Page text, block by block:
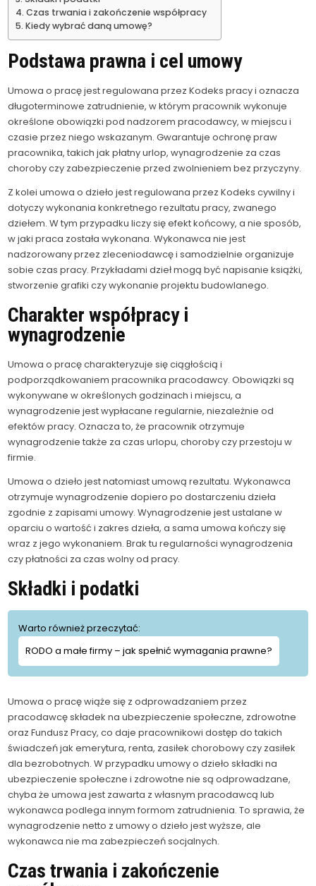
Czas trwania i zakończenie współpracy
Kiedy wybrać daną umowę?
Podstawa prawna i cel umowy
Umowa o pracę jest regulowana przez Kodeks pracy i oznacza
długoterminowe zatrudnienie, w którym pracownik wykonuje
określone obowiązki pod nadzorem pracodawcy, w miejscu i
czasie przez niego wskazanym. Gwarantuje ochronę praw
pracownika, takich jak płatny urlop, wynagrodzenie za czas
choroby czy zabezpieczenie przed zwolnieniem bez przyczyny.
Z kolei umowa o dzieło jest regulowana przez Kodeks cywilny i
dotyczy wykonania konkretnego rezultatu pracy, zwanego
dziełem. W tym przypadku liczy się efekt końcowy, a nie sposób,
w jaki praca została wykonana. Wykonawca nie jest
nadzorowany przez zleceniodawcę i samodzielnie organizuje
sobie czas pracy. Przykładami dzieł mogą być napisanie książki,
stworzenie grafiki czy wykonanie projektu budowlanego.
Charakter współpracy i
wynagrodzenie
Umowa o pracę charakteryzuje się ciągłością i
podporządkowaniem pracownika pracodawcy. Obowiązki są
wykonywane w określonych godzinach i miejscu, a
wynagrodzenie jest wypłacane regularnie, niezależnie od
efektów pracy. Oznacza to, że pracownik otrzymuje
wynagrodzenie także za czas urlopu, choroby czy przestoju w
firmie.
Umowa o dzieło jest natomiast umową rezultatu. Wykonawca
otrzymuje wynagrodzenie dopiero po dostarczeniu dzieła
zgodnie z zapisami umowy. Wynagrodzenie jest ustalane w
oparciu o wartość i zakres dzieła, a sama umowa kończy się
wraz z jego wykonaniem. Brak tu regularności wynagrodzenia
czy płatności za czas wolny od pracy.
Składki i podatki
Warto również przeczytać:
RODO a małe firmy – jak spełnić wymagania prawne?
Umowa o pracę wiąże się z odprowadzaniem przez
pracodawcę składek na ubezpieczenie społeczne, zdrowotne
oraz Fundusz Pracy, co daje pracownikowi dostęp do takich
świadczeń jak emerytura, renta, zasiłek chorobowy czy zasiłek
dla bezrobotnych. W przypadku umowy o dzieło składki na
ubezpieczenie społeczne i zdrowotne nie są odprowadzane,
chyba że umowa jest zawarta z własnym pracodawcą lub
wykonawca podlega innym formom zatrudnienia. To sprawia, że
wynagrodzenie netto z umowy o dzieło jest wyższe, ale
wykonawca nie ma zabezpieczeń socjalnych.
Czas trwania i zakończenie